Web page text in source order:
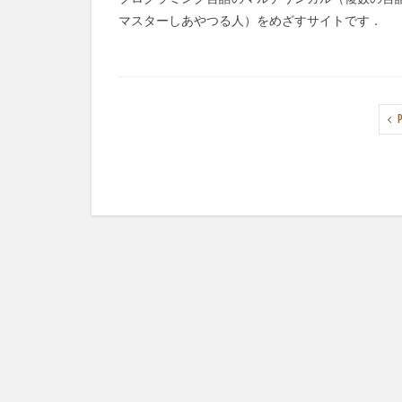
マスターしあやつる人）をめざすサイトです．